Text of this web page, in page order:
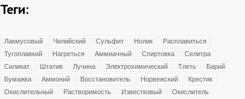
Теги:
Лакмусовый Чилийский Сульфит Нолик
Расплавиться
Тугоплавкий
Нагреться Аммиачный Спиртовка
Селитра
Силикат
Штатив Лучина Электрохимический Тлеть
Барий
Бумажка
Аммоний Восстановитель Норвежский
Крестик
Окислительный
Растворимость Известковый
Окислитель